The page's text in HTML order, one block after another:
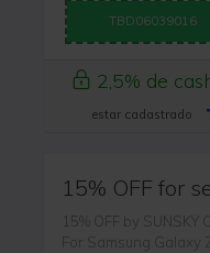
TBD06039016
2,5% de
estar cadastrado
15% OFF for
15% OFF by SUNSKY
For Samsung Galaxy